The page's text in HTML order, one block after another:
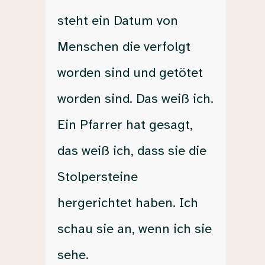
steht ein Datum von
Menschen die verfolgt
worden sind und getötet
worden sind. Das weiß ich.
Ein Pfarrer hat gesagt,
das weiß ich, dass sie die
Stolpersteine
hergerichtet haben. Ich
schau sie an, wenn ich sie
sehe.